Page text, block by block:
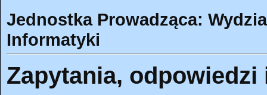
Jednostka Prowadząca:
Informatyki
Zapytania, odpowiedzi